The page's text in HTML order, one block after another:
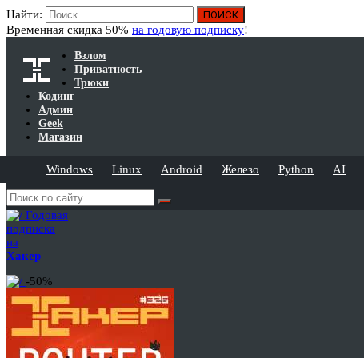
Найти:
Временная скидка 50% на годовую подписку!
Взлом
Приватность
Трюки
Кодинг
Админ
Geek
Магазин
Windows Linux Android Железо Python AI
Годовая
подписка
на
Хакер
-50%